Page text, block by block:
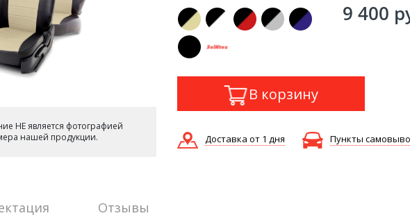
НЕ является фотографией
нашей продукции.
9 400
В корзину
Доставка от 1 дня Пункты
Отзывы